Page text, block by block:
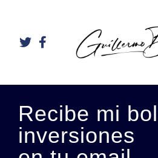
Recibe mi
inversiones